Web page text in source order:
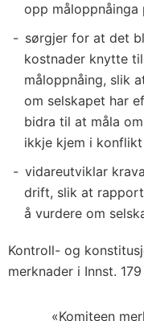
opp
sørgjer for at det
kostnader knytte
måloppnåing, slik
om selskapet har
bidra til at måla
ikkje kjem i
vidareutviklar
drift, slik at
å vurdere om
Kontroll- og
merknader i Innst.
«Komiteen